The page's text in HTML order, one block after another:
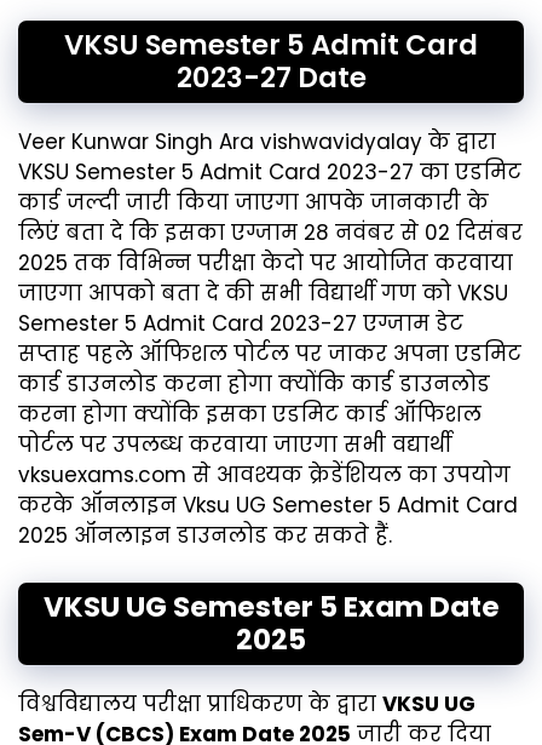
VKSU Semester 5 Admit Card
2023-27 Date
Veer Kunwar Singh Ara vishwavidyalay के द्वारा
VKSU Semester 5 Admit Card 2023-27 का एडमिट
कार्ड जल्दी जारी किया जाएगा आपके जानकारी के
लिएं बता दे कि इसका एग्जाम 28 नवंबर से 02 दिसंबर
2025 तक‌ विभिन्न परीक्षा केदो पर आयोजित करवाया
जाएगा आपको बता दे की सभी विद्यार्थी गण को VKSU
Semester 5 Admit Card 2023-27 एग्जाम डेट
सप्ताह पहले ऑफिशल पोर्टल पर जाकर अपना एडमिट
कार्ड डाउनलोड करना होगा क्योंकि कार्ड डाउनलोड‌
करना होगा क्योंकि इसका एडमिट कार्ड ऑफिशल
पोर्टल पर उपलब्ध करवाया जाएगा सभी वद्यार्थी
vksuexams.com से आवश्यक क्रेडेंशियल का उपयोग
करके ऑनलाइन Vksu UG Semester 5 Admit Card
2025 ऑनलाइन डाउनलोड कर सकते हैं.
VKSU UG Semester 5 Exam Date
2025
विश्वविद्यालय परीक्षा प्राधिकरण के द्वारा VKSU UG
Sem-V (CBCS) Exam Date 2025 जारी कर दिया